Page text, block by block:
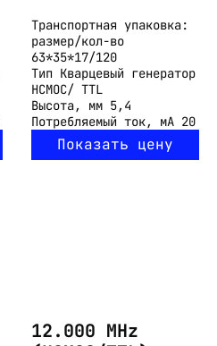
Транспортная упаковка:
размер/кол-во
63*35*17/120
Тип Кварцевый генератор
HCMOC/ TTL
Высота, мм 5,4
Потребляемый ток, мА 20
Показать цену
12.000 MHz